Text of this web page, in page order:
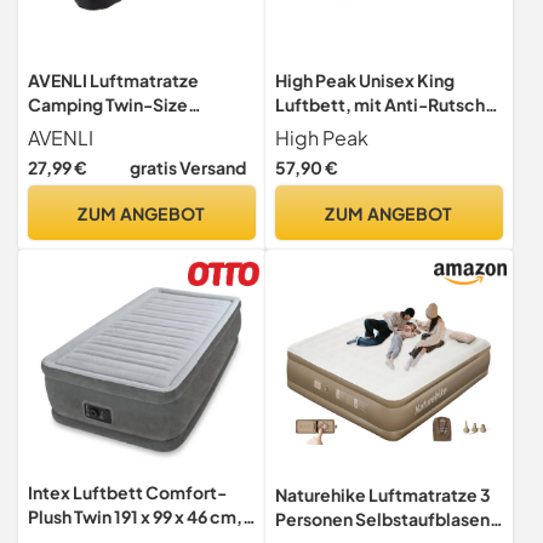
AVENLI Luftmatratze
Camping Twin-Size
191x99x22 cm, Gästebett 1
Person, integrierte
Fußpumpe, CloudCoil,
grau/schwarz
AVENLI
27,99 € gratis Versand
ZUM ANGEBOT
High Peak Unisex King
Luftbett, mit Anti-Rutsch
Funktion, atmungsaktiv,
robust, Oberseite weich,
für Indoor und Outdoor,
185 x 20 cm
High Peak
57,90 €
ZUM ANGEBOT
Intex Luftbett Comfort-
Plush Twin 191 x 99 x 46 cm,
Naturehike Luftmatratze 3
Personen Selbstaufblasend